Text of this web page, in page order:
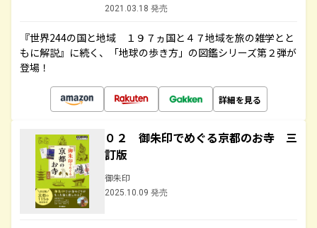
2021.03.18 発売
『世界244の国と地域 １９７ヵ国と４７地域を旅の雑学とと
もに解説』に続く、「地球の歩き方」の図鑑シリーズ第２弾が
登場！
詳細を見る
０２ 御朱印でめぐる京都のお寺 三
訂版
御朱印
2025.10.09 発売